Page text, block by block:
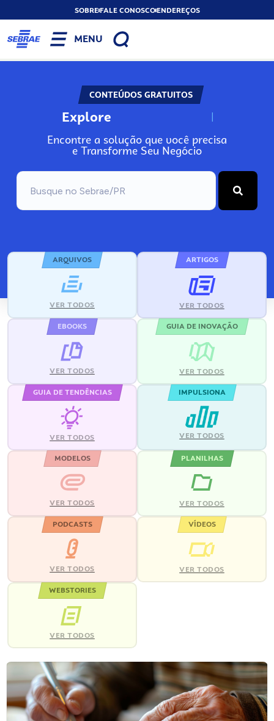
SOBREFALE CONOSCOENDEREÇOS
MENU
CONTEÚDOS GRATUITOS
Explore N
Encontre a solução que você precisa
e Transforme Seu Negócio
ARQUIVOS
VER TODOS
ARTIGOS
VER TODOS
EBOOKS
VER TODOS
GUIA DE INOVAÇÃO
VER TODOS
GUIA DE TENDÊNCIAS
VER TODOS
IMPULSIONA
VER TODOS
MODELOS
VER TODOS
PLANILHAS
VER TODOS
PODCASTS
VER TODOS
VÍDEOS
VER TODOS
WEBSTORIES
VER TODOS